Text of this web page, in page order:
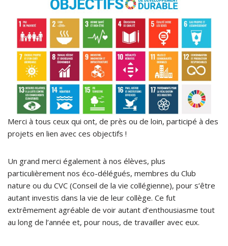
Merci à tous ceux qui ont, de près ou de loin, participé à des
projets en lien avec ces objectifs !
Un grand merci également à nos élèves, plus
particulièrement nos éco-délégués, membres du Club
nature ou du CVC (Conseil de la vie collégienne), pour s’être
autant investis dans la vie de leur collège. Ce fut
extrêmement agréable de voir autant d’enthousiasme tout
au long de l’année et, pour nous, de travailler avec eux.